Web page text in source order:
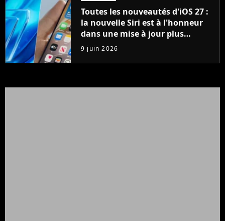
Toutes les nouveautés d'iOS 27 :
la nouvelle Siri est à l'honneur
dans une mise à jour plus
importante qu'il n'y paraît
9 juin 2026